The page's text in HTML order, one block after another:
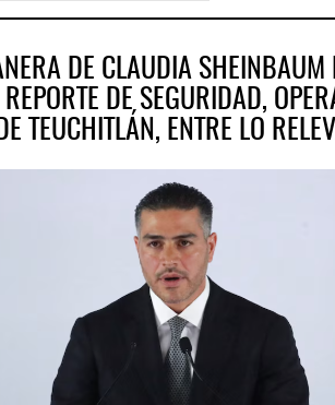
DE CLAUDIA
DE SEGURIDAD,
TEUCHITLÁN, ENTRE LO